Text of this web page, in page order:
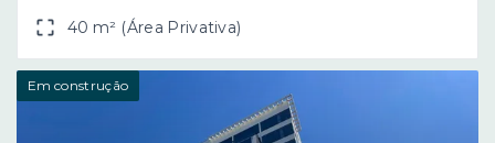
40 m² (Área Privativa)
Em construção